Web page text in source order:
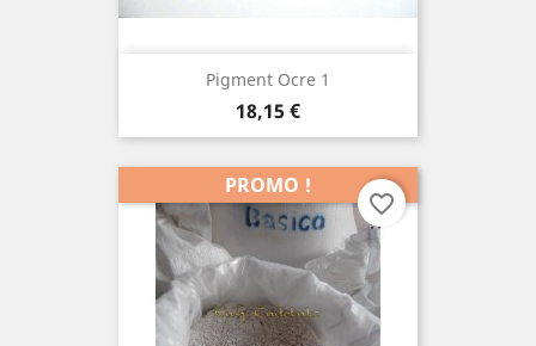
Pigment Ocre 1
Prix
18,15 €
PROMO !
favorite_border